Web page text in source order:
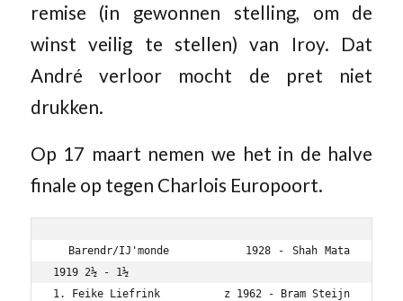
remise (in gewonnen stelling, om de
winst veilig te stellen) van Iroy. Dat
André verloor mocht de pret niet
drukken.
Op 17 maart nemen we het in de halve
finale op tegen Charlois Europoort.
1919 2½ - 1½
1. Feike Liefrink          z 1962 - Bram Steijn